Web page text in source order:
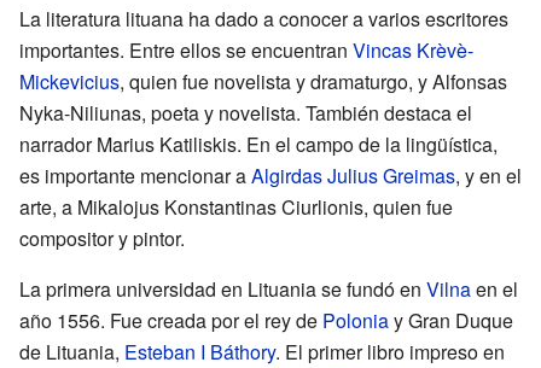
La literatura lituana ha dado a conocer a varios escritores
importantes. Entre ellos se encuentran Vincas Krèvè-
Mickevicius, quien fue novelista y dramaturgo, y Alfonsas
Nyka-Niliunas, poeta y novelista. También destaca el
narrador Marius Katiliskis. En el campo de la lingüística,
es importante mencionar aAlgirdas Julius Greimas, y en el
arte, a Mikalojus Konstantinas Ciurlionis, quien fue
compositor y pintor.
La primera universidad en Lituania se fundó en Vilnaen el
año 1556. Fue creada por el rey de Poloniay Gran Duque
de Lituania, Esteban I Báthory. El primer libro impreso en